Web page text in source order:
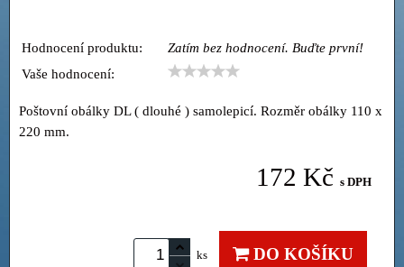
Hodnocení produktu:
Zatím bez hodnocení. Buďte první!
Vaše hodnocení:
Poštovní obálky DL ( dlouhé ) samolepicí. Rozměr obálky 110 x
220 mm.
172 Kč s DPH
ks DO KOŠÍKU